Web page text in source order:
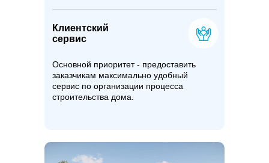
Клиентский
сервис
Основной приоритет - предоставить
заказчикам максимально удобный
сервис по организации процесса
строительства дома.